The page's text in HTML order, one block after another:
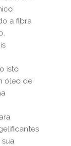
a fibra
isto
óleo de
sua